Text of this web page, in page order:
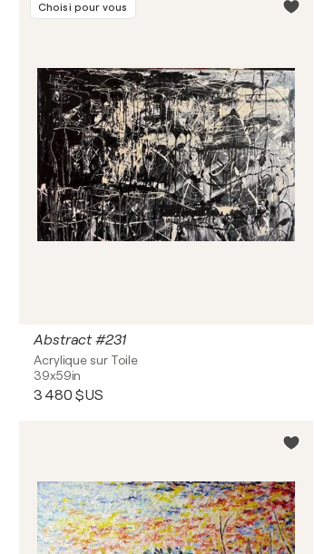
Choisi pour vous
Abstract #231
Acrylique sur Toile
39x59in
3 480 $US